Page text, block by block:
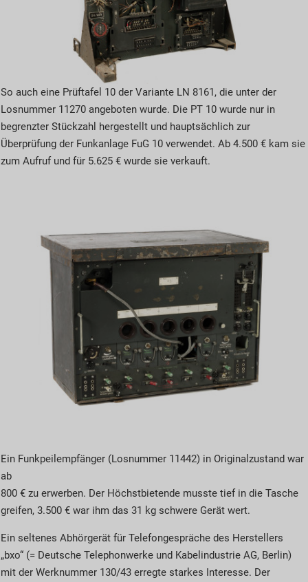
So auch eine Prüftafel 10 der Variante LN 8161, die unter der
Losnummer 11270 angeboten wurde. Die PT 10 wurde nur in
begrenzter Stückzahl hergestellt und hauptsächlich zur
Überprüfung der Funkanlage FuG 10 verwendet. Ab 4.500 € kam sie
zum Aufruf und für 5.625 € wurde sie verkauft.
Ein Funkpeilempfänger (Losnummer 11442) in Originalzustand war
ab
800 € zu erwerben. Der Höchstbietende musste tief in die Tasche
greifen, 3.500 € war ihm das 31 kg schwere Gerät wert.
Ein seltenes Abhörgerät für Telefongespräche des Herstellers
„bxo“ (= Deutsche Telephonwerke und Kabelindustrie AG, Berlin)
mit der Werknummer 130/43 erregte starkes Interesse. Der